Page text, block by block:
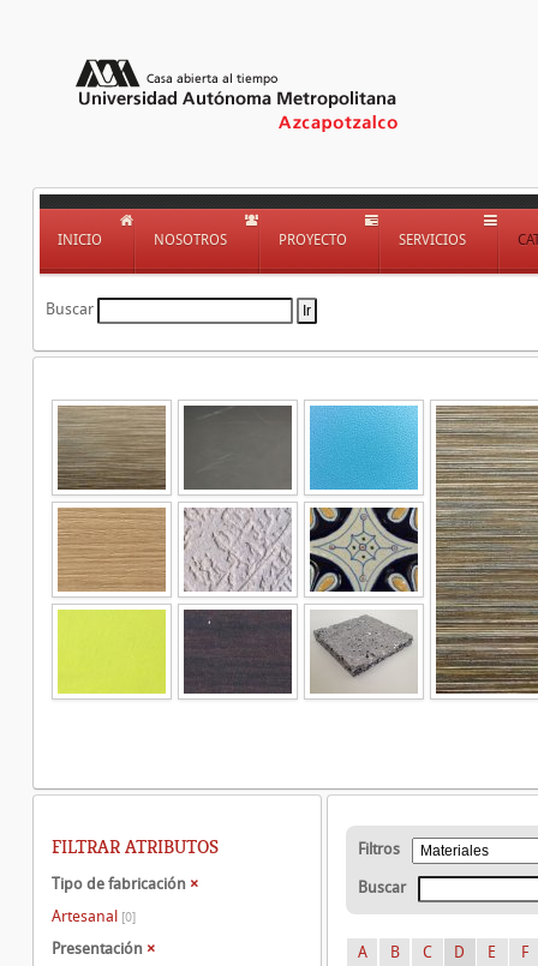
INICIO NOSOTROS PROYECTO SERVICIOS
Buscar
Filtros
Buscar
A B C D E F
FILTRAR ATRIBUTOS
Tipo de fabricación ×
Artesanal [0]
Presentación ×